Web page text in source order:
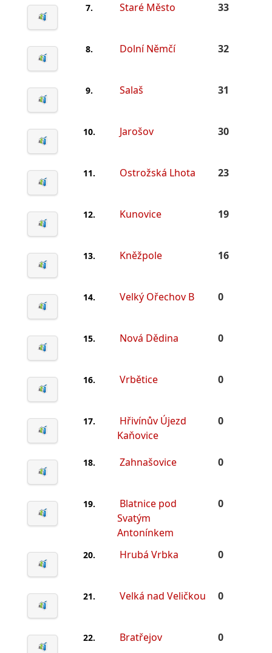
7. Staré Město 33
8. Dolní Němčí 32
9. Salaš 31
10. Jarošov 30
11. Ostrožská Lhota 23
12. Kunovice 19
13. Kněžpole 16
14. Velký Ořechov B 0
15. Nová Dědina 0
16. Vrbětice 0
17.
Hřivínův Újezd
Kaňovice
0
18. Zahnašovice 0
19.
Blatnice pod
Svatým
Antonínkem
0
20. Hrubá Vrbka 0
21. Velká nad Veličkou 0
22. Bratřejov 0